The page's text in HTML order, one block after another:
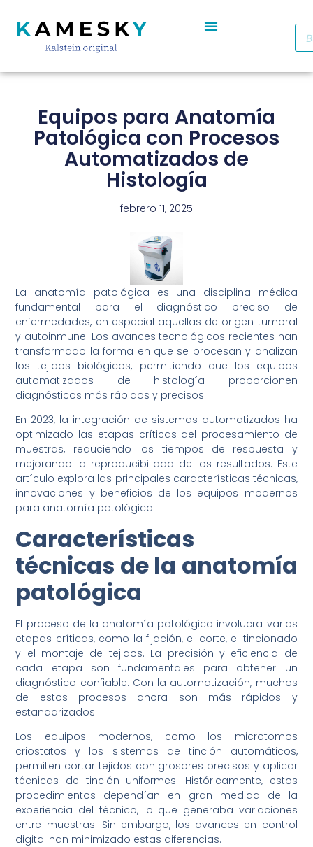
Equipos para Anatomía
Patológica con Procesos
Automatizados de
Histología
febrero 11, 2025
La anatomía patológica es una disciplina médica
fundamental para el diagnóstico preciso de
enfermedades, en especial aquellas de origen tumoral
y autoinmune. Los avances tecnológicos recientes han
transformado la forma en que se procesan y analizan
los tejidos biológicos, permitiendo que los equipos
automatizados de histología proporcionen
diagnósticos más rápidos y precisos.
En 2023, la integración de sistemas automatizados ha
optimizado las etapas críticas del procesamiento de
muestras, reduciendo los tiempos de respuesta y
mejorando la reproducibilidad de los resultados. Este
artículo explora las principales características técnicas,
innovaciones y beneficios de los equipos modernos
para anatomía patológica.
Características
técnicas de la anatomía
patológica
El proceso de la anatomía patológica involucra varias
etapas críticas, como la fijación, el corte, el tincionado
y el montaje de tejidos. La precisión y eficiencia de
cada etapa son fundamentales para obtener un
diagnóstico confiable. Con la automatización, muchos
de estos procesos ahora son más rápidos y
estandarizados.
Los equipos modernos, como los microtomos
criostatos y los sistemas de tinción automáticos,
permiten cortar tejidos con grosores precisos y aplicar
técnicas de tinción uniformes. Históricamente, estos
procedimientos dependían en gran medida de la
experiencia del técnico, lo que generaba variaciones
entre muestras. Sin embargo, los avances en control
digital han minimizado estas diferencias.